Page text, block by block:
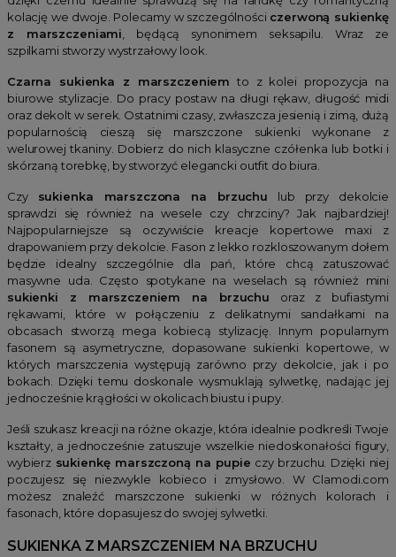
kolację we dwoje. Polecamy w szczególności czerwoną sukienkę
z marszczeniami , będącą synonimem seksapilu. Wraz ze
szpilkami stworzy wystrzałowy look.
Czarna sukienka z marszczeniem to z kolei propozycja na
biurowe stylizacje. Do pracy postaw na długi rękaw, długość midi
oraz dekolt w serek. Ostatnimi czasy, zwłaszcza jesienią i zimą, dużą
popularnością cieszą się marszczone sukienki wykonane z
welurowej tkaniny. Dobierz do nich klasyczne czółenka lub botki i
skórzaną torebkę, by stworzyć elegancki outfit do biura.
Czy sukienka marszczona na brzuchu lub przy dekolcie
sprawdzi się również na wesele czy chrzciny? Jak najbardziej!
Najpopularniejsze są oczywiście kreacje kopertowe maxi z
drapowaniem przy dekolcie. Fason z lekko rozkloszowanym dołem
będzie idealny szczególnie dla pań, które chcą zatuszować
masywne uda. Często spotykane na weselach są również mini
sukienki z marszczeniem na brzuchu oraz z bufiastymi
rękawami, które w połączeniu z delikatnymi sandałkami na
obcasach stworzą mega kobiecą stylizację. Innym popularnym
fasonem są asymetryczne, dopasowane sukienki kopertowe, w
których marszczenia występują zarówno przy dekolcie, jak i po
bokach. Dzięki temu doskonale wysmuklają sylwetkę, nadając jej
jednocześnie krągłości w okolicach biustu i pupy.
Jeśli szukasz kreacji na różne okazje, która idealnie podkreśli Twoje
kształty, a jednocześnie zatuszuje wszelkie niedoskonałości figury,
wybierz sukienkę marszczoną na pupie czy brzuchu. Dzięki niej
poczujesz się niezwykle kobieco i zmysłowo. W Clamodi.com
możesz znaleźć marszczone sukienki w różnych kolorach i
fasonach, które dopasujesz do swojej sylwetki.
SUKIENKA Z MARSZCZENIEM NA BRZUCHU